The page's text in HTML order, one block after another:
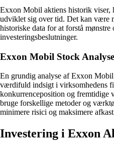
Exxon Mobil aktiens historik viser,
udviklet sig over tid. Det kan være
historiske data for at forstå
investeringsbeslutninger.
Exxon Mobil Stock Analyse
En grundig analyse af Exxon
værdifuld indsigt i virksomhedens
konkurrenceposition og fremtidige
bruge forskellige metoder og
minimere risici og maksimere
Investering i Exxon